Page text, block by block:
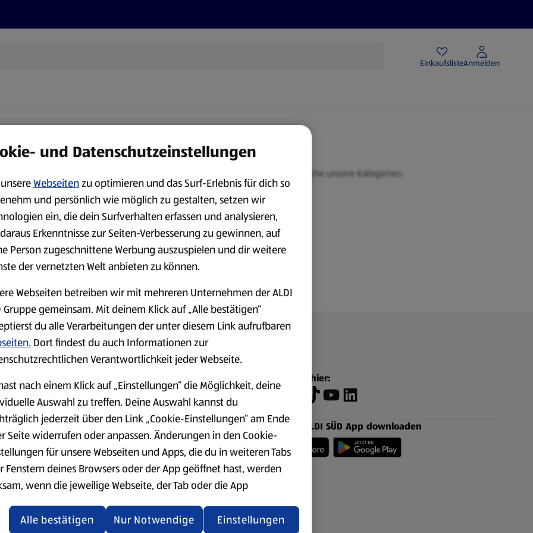
EinkaufslisteAnmelden
für die von dir gewählte Marke. Bitte versuche es erneut oder durchsuche unsere Kategorien.
Über ALDI SÜD
Filialen
E-Ladestationen
Nachhaltigkeit
Karriere
Presse
Folge uns hier:
Jetzt die ALDI SÜD App downloaden
und Datenschutzeinstellungen
Webseitenzu optimieren und das Surf-Erlebnis für dich so
und persönlich wie möglich zu gestalten, setzen wir
ein, die dein Surfverhalten erfassen und analysieren,
Erkenntnisse zur Seiten-Verbesserung zu gewinnen, auf
Person zugeschnittene Werbung auszuspielen und dir weitere
der vernetzten Welt anbieten zu können.
Webseiten betreiben wir mit mehreren Unternehmen der ALDI
Gruppe gemeinsam. Mit deinem Klick auf „Alle bestätigen“
du alle Verarbeitungen der unter diesem Link aufrufbaren
Dort findest du auch Informationen zur
Verantwortlichkeit jeder Webseite.
nach einem Klick auf „Einstellungen“ die Möglichkeit, deine
Auswahl zu treffen. Deine Auswahl kannst du
jederzeit über den Link „Cookie-Einstellungen“ am Ende
Seite widerrufen oder anpassen. Änderungen in den Cookie-
für unsere Webseiten und Apps, die du in weiteren Tabs
Fenstern deines Browsers oder der App geöffnet hast, werden
wenn die jeweilige Webseite, der Tab oder die App
oder geschlossen und anschließend wieder geöffnet
Einstellungen
Nur Notwendige
Alle bestätigen